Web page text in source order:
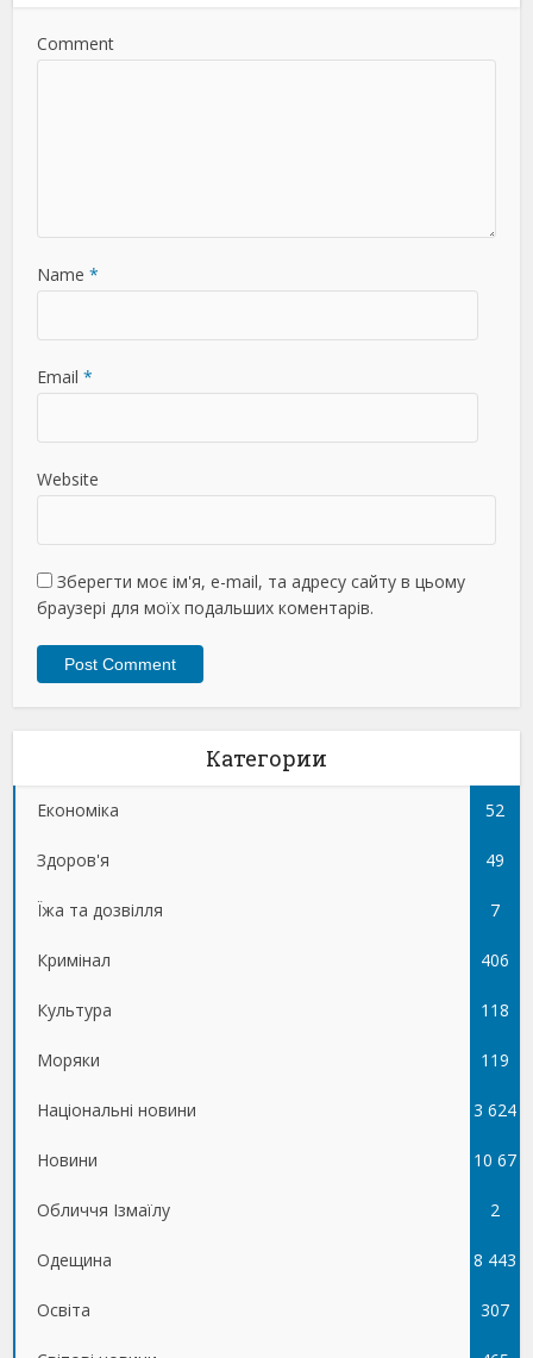
Comment
Name *
Email *
Website
Зберегти моє ім'я, e-mail, та адресу сайту в цьому
браузері для моїх подальших коментарів.
Категории
Економіка 52
Здоров'я 49
Їжа та дозвілля 7
Кримінал 406
Культура 118
Моряки 119
Національні новини 3 624
Новини 10 67
5
Обличчя Ізмаїлу 2
Одещина 8 443
Освіта 307